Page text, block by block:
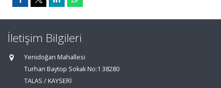
İletişim Bilgileri
Yenidoğan Mahallesi
Turhan Baytop Sokak No:1 38280
TALAS / KAYSERİ